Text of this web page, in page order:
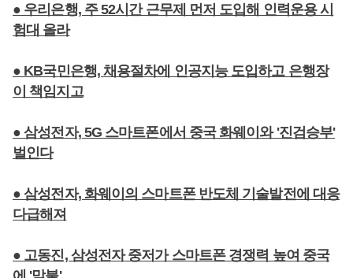
● 우리은행, 주 52시간 근무제 먼저 도입해 인력운용 시
험대 올라
● KB국민은행, 채용절차에 인공지능 도입하고 은행장
이 책임지고
● 삼성전자, 5G 스마트폰에서 중국 화웨이와 '진검승부'
벌인다
● 삼성전자, 화웨이의 스마트폰 반도체 기술발전에 대응
다급해져
● 고동진, 삼성전자 중저가 스마트폰 경쟁력 높여 중국